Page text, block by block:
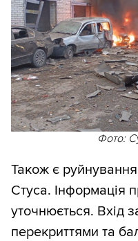
Фото:
Також є
Стуса. Інформація
уточнюється. Вхід
перекриттями та